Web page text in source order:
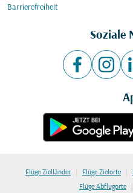
Barrierefreiheit
Soziale
Flüge Zielländer | Flüge Zielorte |
Flüge Abflugorte |